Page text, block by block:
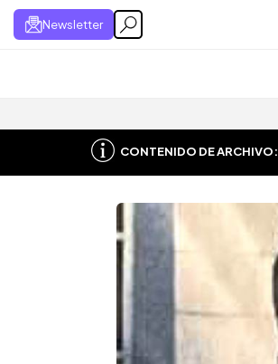
Newsletter
CONTENIDO DE ARCHIVO: